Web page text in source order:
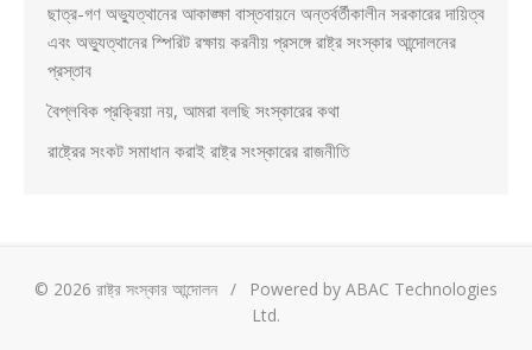
ছাত্র-গণ অভ্যুত্থানের আকাঙ্ক্ষা বাস্তবায়নে অন্তর্বর্তীকালীন সরকারের দায়িত্ব
এবং অভ্যুত্থানের স্পিরিট রক্ষায় করনীয় প্রসঙ্গে রাষ্ট্র সংস্কার আন্দোলনের
প্রস্তাব
বৈপ্লবিক প্রক্রিয়া নয়, আমরা বলছি সংস্কারের কথা
রাষ্ট্রের সংকট সমাধান করাই রাষ্ট্র সংস্কারের রাজনীতি
© 2026 রাষ্ট্র সংস্কার আন্দোলন /
Powered by ABAC Technologies
Ltd.